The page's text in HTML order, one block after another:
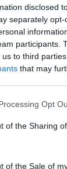
disclosed
separately
participants.
to third
that may
Opt
of the Sharing
of the Sale of
Joey
PSV'er
PSV:
Perisic